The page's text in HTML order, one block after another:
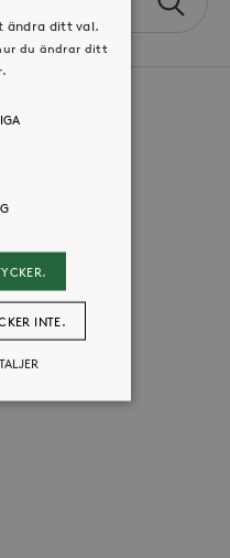
Sök
ändra ditt val.
du ändrar ditt
INTE.
tillåter
som